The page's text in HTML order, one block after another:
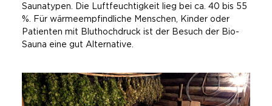
Saunatypen. Die Luftfeuchtigkeit lieg bei ca. 40 bis 55
%. Für wärmeempfindliche Menschen, Kinder oder
Patienten mit Bluthochdruck ist der Besuch der Bio-
Sauna eine gut Alternative.